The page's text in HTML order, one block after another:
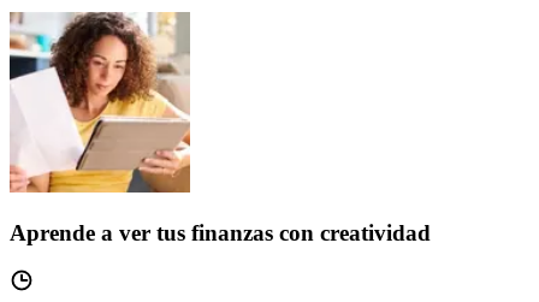
Aprende a ver tus finanzas con creatividad